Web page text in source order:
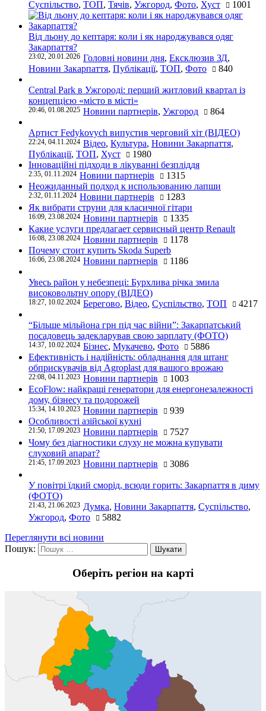
Суспільство, ТОП, Тячів, Ужгород, Фото, Хуст 1001
Від льону до кептаря: коли і як народжувався одяг
Закарпаття?
23:02, 20.01.2026 Головні новини дня, Ексклюзив ЗД,
Новини Закарпаття, Публікації, ТОП, Фото 840
Central Park в Ужгороді: перший житловий квартал із
концепцією «місто в місті»
20:46, 01.08.2025 Новини партнерів, Ужгород 864
Артист Fedykovych випустив черговий хіт (ВІДЕО)
22:24, 04.11.2024 Відео, Культура, Новини Закарпаття,
Публікації, ТОП, Хуст
1980
Інноваційні підходи в лікуванні безпліддя
2:35, 01.11.2024 Новини партнерів
1315
Неожиданный подход к использованию лапши
2:32, 01.11.2024 Новини партнерів
1283
Як вибрати струни для класичної гітари
16:09, 23.08.2024 Новини партнерів
1335
Какие услуги предлагает сервисный центр Renault
16:08, 23.08.2024 Новини партнерів
1178
Почему стоит купить Skoda Superb
16:06, 23.08.2024 Новини партнерів 1186
Увесь район у небезпеці: Бурхлива річка змила
високовольтну опору (ВІДЕО)
18:27, 10.02.2024 Берегово, Відео, Суспільство, ТОП 4217
“Більше мільйона грн під час війни”: Закарпатський
посадовець задекларував свою зарплату (ФОТО)
14:37, 10.02.2024 Бізнес, Мукачево, Фото
5886
Ефективність і надійність: обладнання для штанг
обприскувачів від Agroplast для вашого врожаю
22:08, 04.11.2023 Новини партнерів
1003
EcoFlow: найкращі генератори для енергонезалежності
дому, бізнесу та подорожей
15:34, 14.10.2023 Новини партнерів
939
Особливості азійської кухні
21:50, 17.09.2023 Новини партнерів
7527
Чому без діагностики слуху не можна купувати
слуховий апарат?
21:45, 17.09.2023 Новини партнерів 3086
У повітрі їдкий сморід, всюди горить: Закарпаття в диму
(ФОТО)
21:43, 21.06.2023 Думка, Новини Закарпаття, Суспільство,
Ужгород, Фото
5882
Переглянути всі новини
Пошук:
Оберіть регіон на карті